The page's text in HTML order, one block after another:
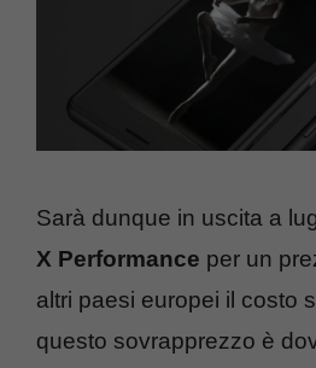
Sarà dunque in uscita a
X Performance per un
altri paesi europei il costo
questo sovrapprezzo è